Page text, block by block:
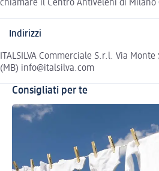
chiamare il Centro Antiveleni di Milano
Indirizzi
ITALSILVA Commerciale S.r.l. Via
(MB) info@italsilva.com
Consigliati per te